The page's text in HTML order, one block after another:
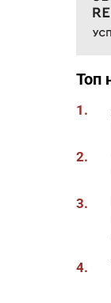
11:50
11:35
11:15
10:56
10:22
Топ
1.
2.
3.
4.